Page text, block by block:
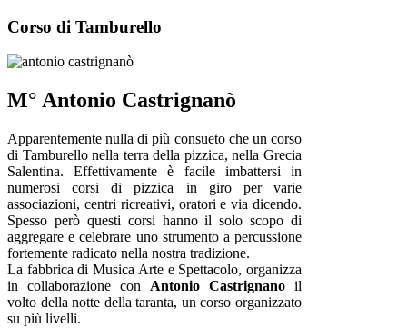
Corso di Tamburello
M° Antonio Castrignanò
Apparentemente nulla di più consueto che un corso
di Tamburello nella terra della pizzica, nella Grecia
Salentina. Effettivamente è facile imbattersi in
numerosi corsi di pizzica in giro per varie
associazioni, centri ricreativi, oratori e via dicendo.
Spesso però questi corsi hanno il solo scopo di
aggregare e celebrare uno strumento a percussione
fortemente radicato nella nostra tradizione.
La fabbrica di Musica Arte e Spettacolo, organizza
in collaborazione con Antonio Castrignano il
volto della notte della taranta, un corso organizzato
su più livelli.